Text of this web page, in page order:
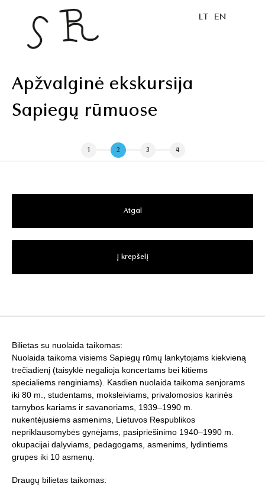
EN
LT
Apžvalginė ekskursija
Sapiegų rūmuose
1 2 3 4
Atgal
Į krepšelį
Bilietas su nuolaida taikomas:
Nuolaida taikoma visiems Sapiegų rūmų lankytojams kiekvieną
trečiadienį (taisyklė negalioja koncertams bei kitiems
specialiems renginiams). Kasdien nuolaida taikoma senjorams
iki 80 m., studentams, moksleiviams, privalomosios karinės
tarnybos kariams ir savanoriams, 1939–1990 m.
nukentėjusiems asmenims, Lietuvos Respublikos
nepriklausomybės gynėjams, pasipriešinimo 1940–1990 m.
okupacijai dalyviams, pedagogams, asmenims, lydintiems
grupes iki 10 asmenų.
Draugų bilietas taikomas: